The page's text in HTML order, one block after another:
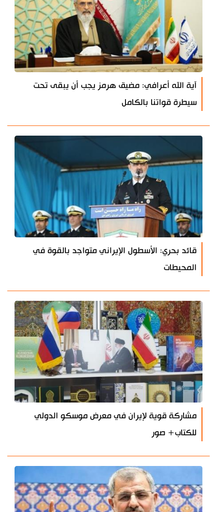
آية الله أعرافي: مضيق هرمز يجب أن يبقى تحت
سيطرة قواتنا بالكامل
قائد بحري: الأسطول الإيراني متواجد بالقوة في
المحيطات
مشاركة قوية لإيران في معرض موسكو الدولي
للكتاب+ صور